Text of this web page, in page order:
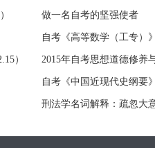
做一名自考的坚强使者
自考《高等数学（工专）
） 2015年自考思想道德修养
自考《中国近现代史纲要
刑法学名词解释：疏忽大